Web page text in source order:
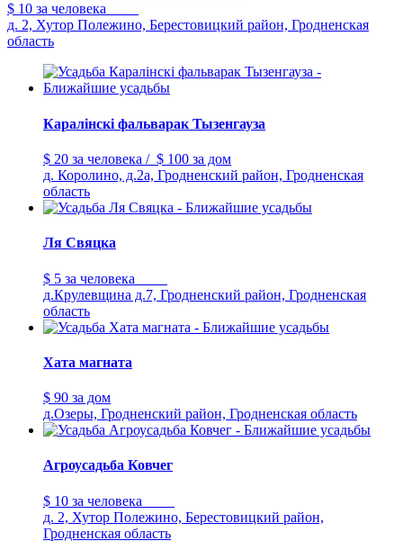
$ 10 за человека
д. 2, Хутор Полежино, Берестовицкий район, Гродненская
область
Каралiнскi фальварак Тызенгауза
$ 20 за человека / $ 100 за дом
д. Королино, д.2а, Гродненский район, Гродненская
область
Ля Свяцка
$ 5 за человека
д.Крулевщина д.7, Гродненский район, Гродненская
область
Хата магната
$ 90 за дом
д.Озеры, Гродненский район, Гродненская область
Агроусадьба Ковчег
$ 10 за человека
д. 2, Хутор Полежино, Берестовицкий район,
Гродненская область